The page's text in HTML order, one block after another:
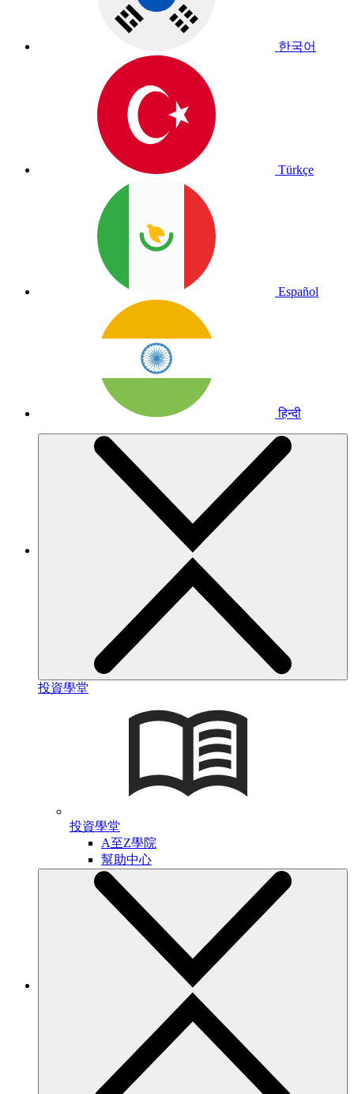
한국어
Türkçe
Español
हिन्दी
投資學堂
投資學堂
A至Z學院
幫助中心